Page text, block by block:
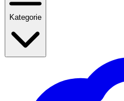
Kategorie